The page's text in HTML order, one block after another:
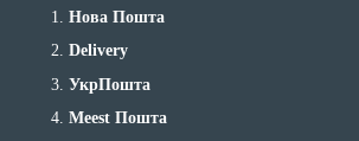
Нова Пошта
Delivery
УкрПошта
Meest Пошта